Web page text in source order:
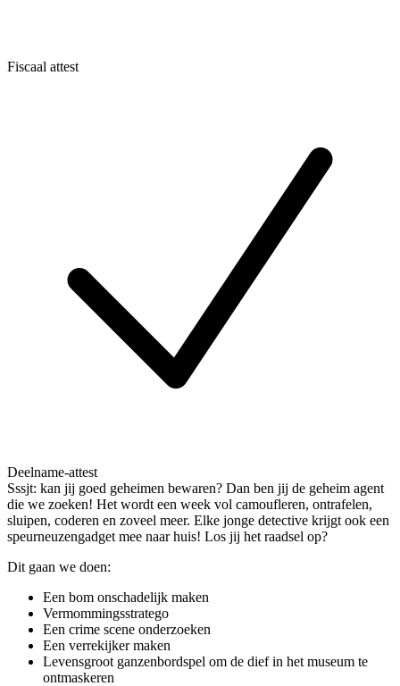
Fiscaal attest
Deelname-attest
Sssjt: kan jij goed geheimen bewaren? Dan ben jij de geheim agent
die we zoeken! Het wordt een week vol camoufleren, ontrafelen,
sluipen, coderen en zoveel meer. Elke jonge detective krijgt ook een
speurneuzengadget mee naar huis! Los jij het raadsel op?
Dit gaan we doen:
Een bom onschadelijk maken
Vermommingsstratego
Een crime scene onderzoeken
Een verrekijker maken
Levensgroot ganzenbordspel om de dief in het museum te
ontmaskeren